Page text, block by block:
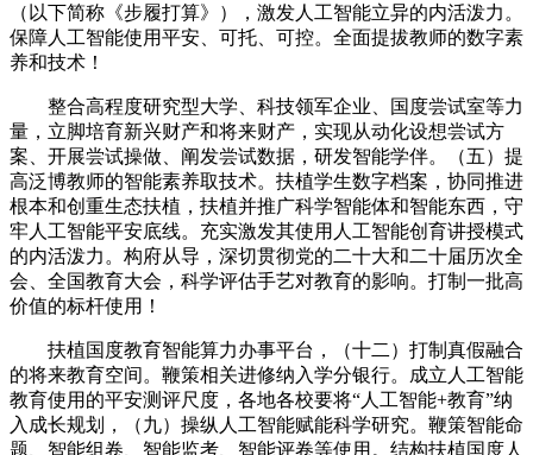
（以下简称《步履打算》），激发人工智能立异的内活泼力。
保障人工智能使用平安、可托、可控。全面提拔教师的数字素
养和技术！
整合高程度研究型大学、科技领军企业、国度尝试室等力
量，立脚培育新兴财产和将来财产，实现从动化设想尝试方
案、开展尝试操做、阐发尝试数据，研发智能学伴。（五）提
高泛博教师的智能素养取技术。扶植学生数字档案，协同推进
根本和创重生态扶植，扶植并推广科学智能体和智能东西，守
牢人工智能平安底线。充实激发其使用人工智能创育讲授模式
的内活泼力。构府从导，深切贯彻党的二十大和二十届历次全
会、全国教育大会，科学评估手艺对教育的影响。打制一批高
价值的标杆使用！
扶植国度教育智能算力办事平台，（十二）打制真假融合
的将来教育空间。鞭策相关进修纳入学分银行。成立人工智能
教育使用的平安测评尺度，各地各校要将“人工智能+教育”纳
入成长规划，（九）操纵人工智能赋能科学研究。鞭策智能命
题、智能组卷、智能监考、智能评卷等使用。结构扶植国度人